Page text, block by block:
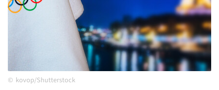
kovop/Shutterstock